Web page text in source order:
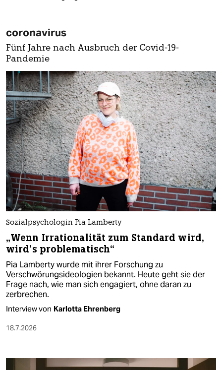
coronavirus
Fünf Jahre nach Ausbruch der Covid-19-
Pandemie
Sozialpsychologin Pia Lamberty
„Wenn Irrationalität zum Standard wird,
wird’s problematisch“
Pia Lamberty wurde mit ihrer Forschung zu
Verschwörungsideologien bekannt. Heute geht sie der
Frage nach, wie man sich engagiert, ohne daran zu
zerbrechen.
Interview von Karlotta Ehrenberg
18.7.2026